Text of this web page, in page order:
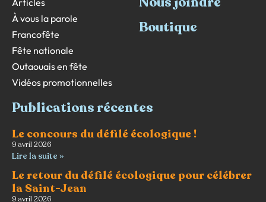
À vous la parole
Francofête
Fête nationale
Outaouais en fête
Vidéos promotionnelles
Boutique
Publications récentes
Le concours du défilé écologique !
9 avril 2026
Lire la suite »
Le retour du défilé écologique pour célébrer
la Saint-Jean
9 avril 2026